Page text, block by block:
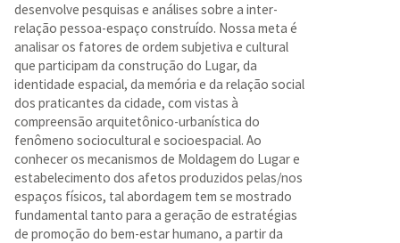
desenvolve pesquisas e análises sobre a inter-
relação pessoa-espaço construído. Nossa meta é
analisar os fatores de ordem subjetiva e cultural
que participam da construção do Lugar, da
identidade espacial, da memória e da relação social
dos praticantes da cidade, com vistas à
compreensão arquitetônico-urbanística do
fenômeno sociocultural e socioespacial. Ao
conhecer os mecanismos de Moldagem do Lugar e
estabelecimento dos afetos produzidos pelas/nos
espaços físicos, tal abordagem tem se mostrado
fundamental tanto para a geração de estratégias
de promoção do bem-estar humano, a partir da